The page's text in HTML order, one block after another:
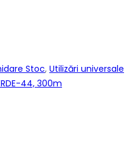
Stoc, Utilizări universale
44, 300m